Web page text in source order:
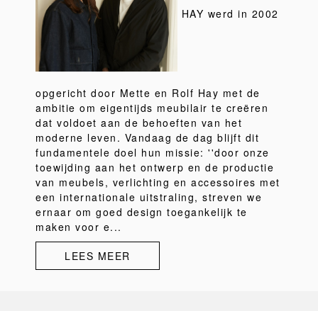
HAY werd in 2002
opgericht door Mette en Rolf Hay met de
ambitie om eigentijds meubilair te creëren
dat voldoet aan de behoeften van het
moderne leven. Vandaag de dag blijft dit
fundamentele doel hun missie: ''door onze
toewijding aan het ontwerp en de productie
van meubels, verlichting en accessoires met
een internationale uitstraling, streven we
ernaar om goed design toegankelijk te
maken voor e...
LEES MEER